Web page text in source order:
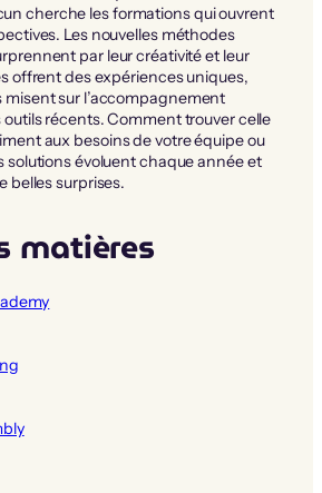
cherche les formations qui ouvrent
Les nouvelles méthodes
par leur créativité et leur
offrent des expériences uniques,
misent sur l’accompagnement
outils récents. Comment trouver celle
aux besoins de votre équipe ou
solutions évoluent chaque année et
belles surprises.
matières